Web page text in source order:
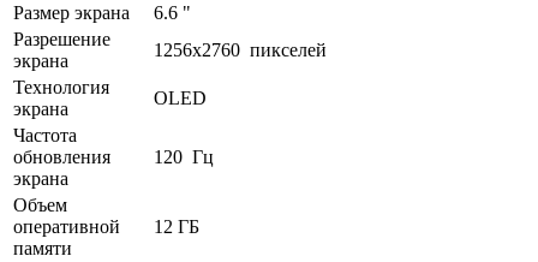
Размер экрана
6.6 "
Разрешение
экрана
1256x2760 пикселей
Технология
экрана
OLED
Частота
обновления
экрана
120 Гц
Объем
оперативной
памяти
12 ГБ